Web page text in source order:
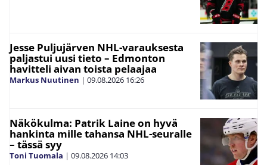
Jesse Puljujärven NHL-varauksesta
paljastui uusi tieto – Edmonton
havitteli aivan toista pelaajaa
Markus Nuutinen | 09.08.2026 16:26
Näkökulma: Patrik Laine on hyvä
hankinta mille tahansa NHL-seuralle
– tässä syy
Toni Tuomala | 09.08.2026 14:03